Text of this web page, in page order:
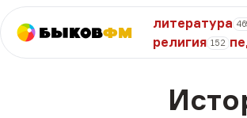
БыковФМ
литература
религия 152